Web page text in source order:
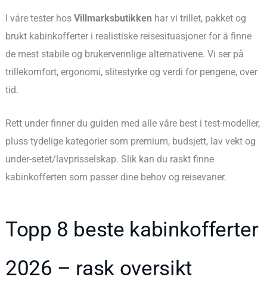
I våre tester hosVillmarksbutikken har vi trillet, pakket og
brukt kabinkofferter i realistiske reisesituasjoner for å finne
de mest stabile og brukervennlige alternativene. Vi ser på
trillekomfort, ergonomi, slitestyrke og verdi for pengene, over
tid.
Rett under finner du guiden med alle våre best i test-modeller,
pluss tydelige kategorier som premium, budsjett, lav vekt og
under-setet/lavprisselskap. Slik kan du raskt finne
kabinkofferten som passer dine behov og reisevaner.
Topp 8 beste kabinkofferter
2026 – rask oversikt